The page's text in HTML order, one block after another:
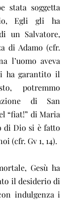
stata soggetta
Egli gli ha
un Salvatore,
di Adamo (cfr.
l’uomo aveva
ha garantito il
potremmo
di San
“fiat!” di Maria
di Dio si è fatto
(cfr. Gv 1, 14).
Gesù ha
il desiderio di
indulgenza i